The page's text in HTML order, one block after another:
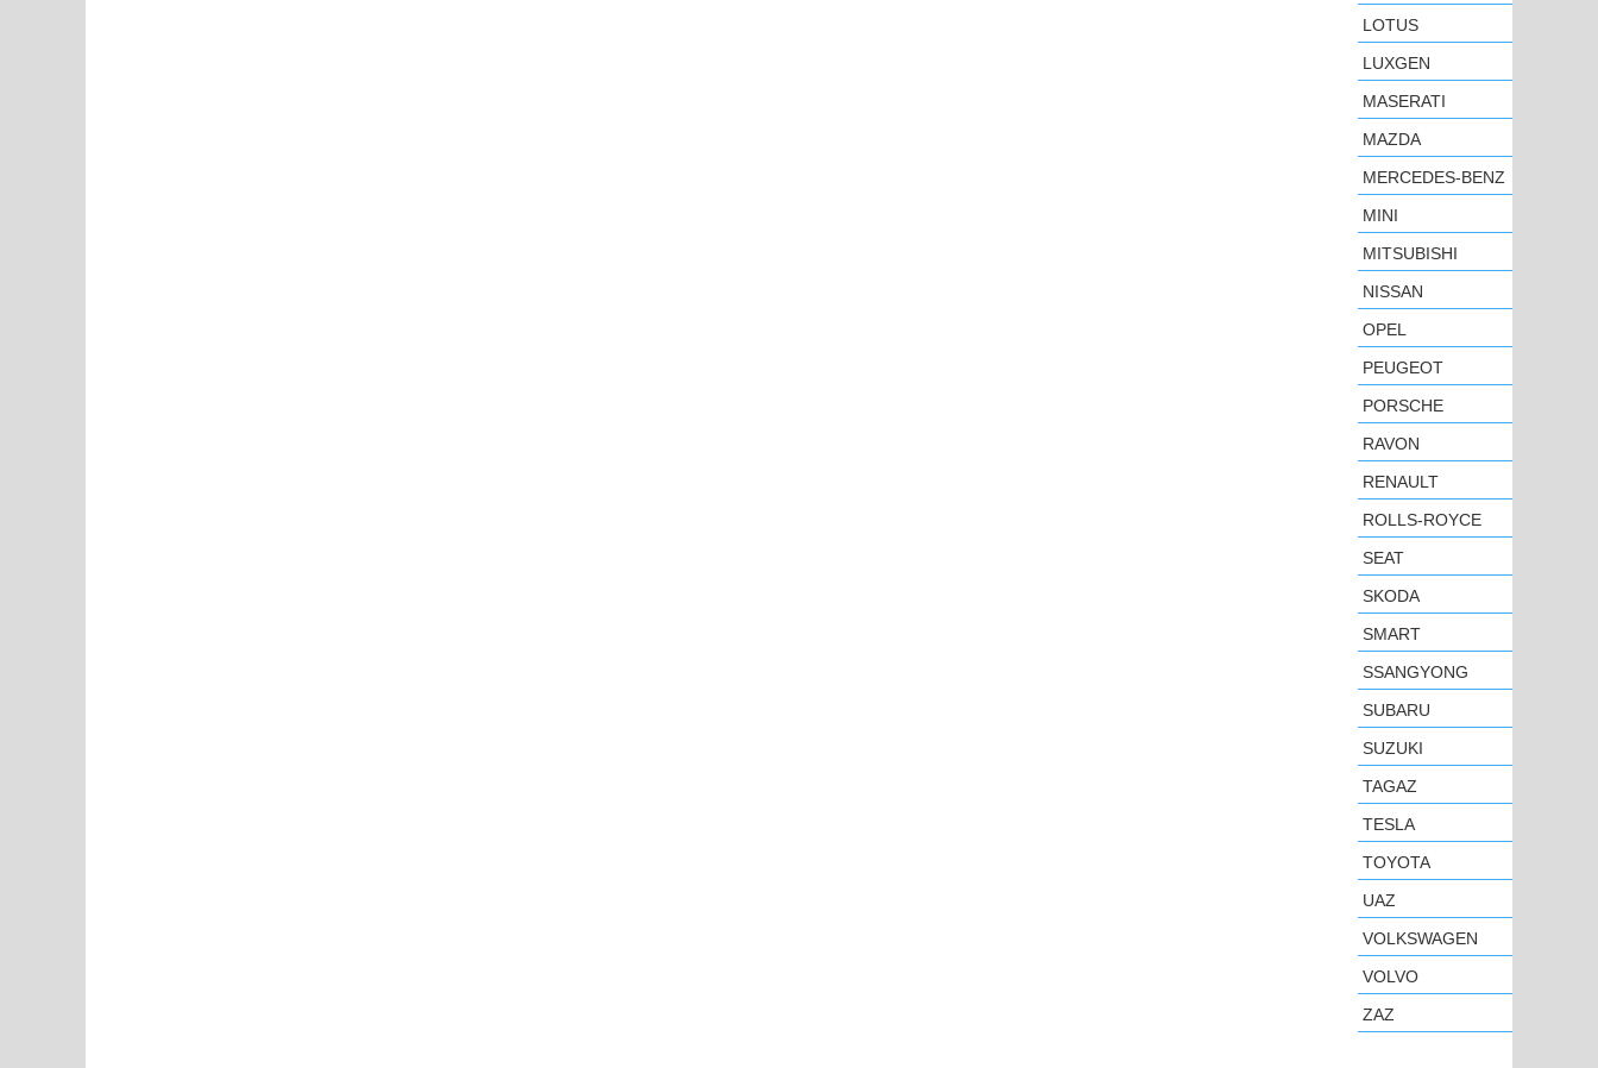
LOTUS
LUXGEN
MASERATI
MAZDA
MERCEDES-BENZ
MINI
MITSUBISHI
NISSAN
OPEL
PEUGEOT
PORSCHE
RAVON
RENAULT
ROLLS-ROYCE
SEAT
SKODA
SMART
SSANGYONG
SUBARU
SUZUKI
TAGAZ
TESLA
TOYOTA
UAZ
VOLKSWAGEN
VOLVO
ZAZ